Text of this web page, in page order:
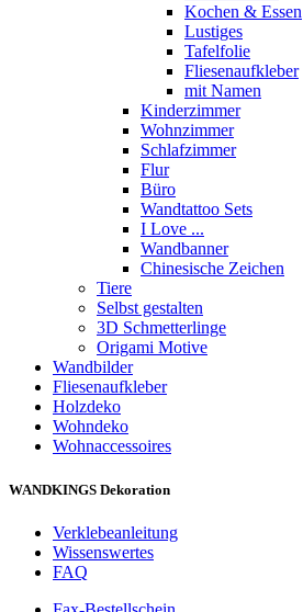
Kochen & Essen
Lustiges
Tafelfolie
Fliesenaufkleber
mit Namen
Kinderzimmer
Wohnzimmer
Schlafzimmer
Flur
Büro
Wandtattoo Sets
I Love ...
Wandbanner
Chinesische Zeichen
Tiere
Selbst gestalten
3D Schmetterlinge
Origami Motive
Wandbilder
Fliesenaufkleber
Holzdeko
Wohndeko
Wohnaccessoires
WANDKINGS Dekoration
Verklebeanleitung
Wissenswertes
FAQ